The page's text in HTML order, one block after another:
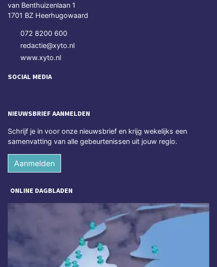
van Benthuizenlaan 1
1701 BZ Heerhugowaard
072 8200 600
redactie@xyto.nl
www.xyto.nl
SOCIAL MEDIA
NIEUWSBRIEF AANMELDEN
Schrijf je in voor onze nieuwsbrief en krijg wekelijks een
samenvatting van alle gebeurtenissen uit jouw regio.
Aanmelden
ONLINE DAGBLADEN